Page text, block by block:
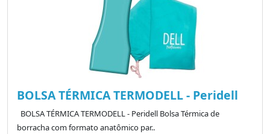
BOLSA TÉRMICA TERMODELL - Peridell
BOLSA TÉRMICA TERMODELL - Peridell Bolsa Térmica de
borracha com formato anatômico par..